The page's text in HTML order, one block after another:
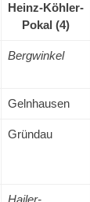
Heinz-Köhler-
Pokal (4)
Bergwinkel
Gelnhausen
Gründau
Hailer-